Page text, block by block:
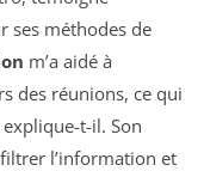
ses méthodes de
m’a aidé à
des réunions, ce qui
t-il. Son
l’information et